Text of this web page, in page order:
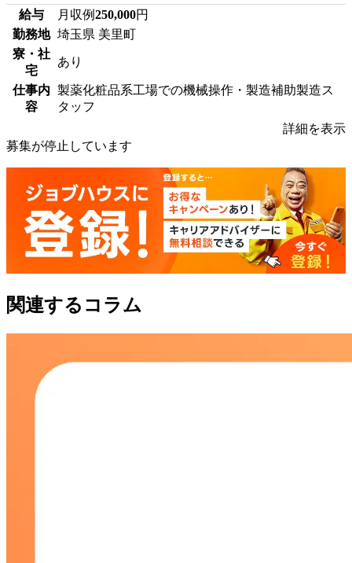
給与 月収例250,000円
勤務地 埼玉県 美里町
寮・社
宅
あり
仕事内
容
製薬化粧品系工場での機械操作・製造補助製造ス
タッフ
詳細を表示
募集が停止しています
関連するコラム